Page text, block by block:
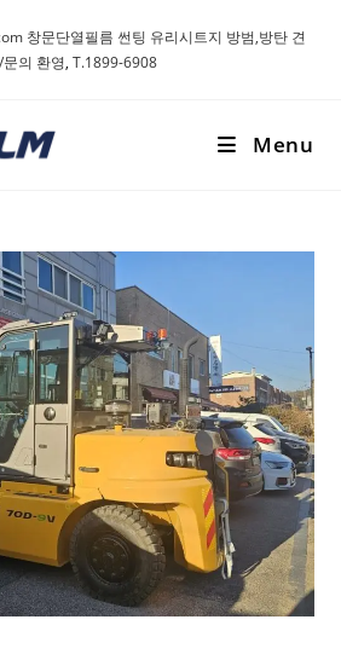
창문단열필름 썬팅 유리시트지 방범,방탄 견
문의 환영, T.1899-6908
Menu